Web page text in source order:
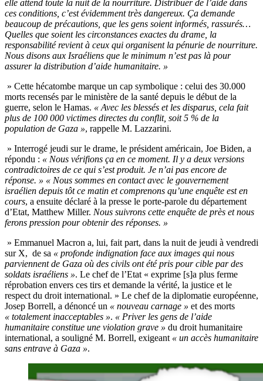
elle attend toute la nuit de la nourriture. Distribuer de l’aide dans
ces conditions, c’est évidemment très dangereux. Ça demande
beaucoup de précautions, que les gens soient informés, rassurés…
Quelles que soient les circonstances exactes du drame, la
responsabilité revient à ceux qui organisent la pénurie de nourriture.
Nous disons aux Israéliens que le minimum n’est pas là pour
assurer la distribution d’aide humanitaire. »
» Cette hécatombe marque un cap symbolique : celui des 30.000
morts recensés par le ministère de la santé depuis le début de la
guerre, selon le Hamas. « Avec les blessés et les disparus, cela fait
plus de 100 000 victimes directes du conflit, soit 5 % de la
population de Gaza », rappelle M. Lazzarini.
» Interrogé jeudi sur le drame, le président américain, Joe Biden, a
répondu : « Nous vérifions ça en ce moment. Il y a deux versions
contradictoires de ce qui s’est produit. Je n’ai pas encore de
réponse. » « Nous sommes en contact avec le gouvernement
israélien depuis tôt ce matin et comprenons qu’une enquête est en
cours, a ensuite déclaré à la presse le porte-parole du département
d’Etat, Matthew Miller. Nous suivrons cette enquête de près et nous
ferons pression pour obtenir des réponses. »
» Emmanuel Macron a, lui, fait part, dans la nuit de jeudi à vendredi
sur X, de sa « profonde indignation face aux images qui nous
parviennent de Gaza où des civils ont été pris pour cible par des
soldats israéliens ». Le chef de l’Etat « exprime [s]a plus ferme
réprobation envers ces tirs et demande la vérité, la justice et le
respect du droit international. » Le chef de la diplomatie européenne,
Josep Borrell, a dénoncé un « nouveau carnage » et des morts
« totalement inacceptables ». « Priver les gens de l’aide
humanitaire constitue une violation grave » du droit humanitaire
international, a souligné M. Borrell, exigeant « un accès humanitaire
sans entrave à Gaza ».